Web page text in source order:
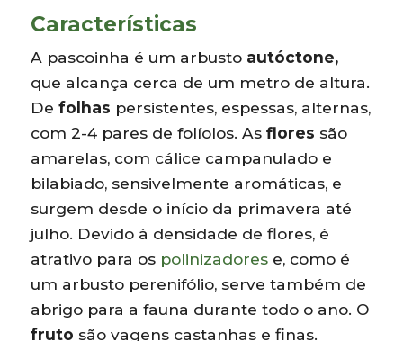
Características
A pascoinha é um arbusto autóctone,
que alcança cerca de um metro de altura.
Defolhas persistentes, espessas, alternas,
com 2-4 pares de folíolos. Asflores são
amarelas, com cálice campanulado e
bilabiado, sensivelmente aromáticas, e
surgem desde o início da primavera até
julho. Devido à densidade de flores, é
atrativo para os polinizadores e, como é
um arbusto perenifólio, serve também de
abrigo para a fauna durante todo o ano. O
fruto são vagens castanhas e finas.